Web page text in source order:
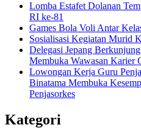
Lomba Estafet Dolanan
RI ke-81
Games Bola Voli Antar
Sosialisasi Kegiatan Murid
Delegasi Jepang
Membuka Wawasan Karier
Lowongan Kerja Guru
Binatama Membuka
Penjasorkes
Kategori